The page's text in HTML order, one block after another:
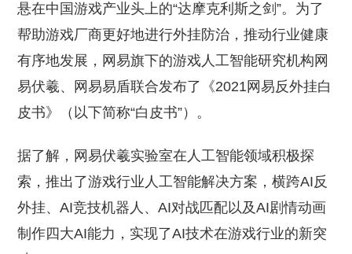
悬在中国游戏产业头上的“达摩克利斯之剑”。为了
帮助游戏厂商更好地进行外挂防治，推动行业健康
有序地发展，网易旗下的游戏人工智能研究机构网
易伏羲、网易易盾联合发布了《2021网易反外挂白
皮书》（以下简称“白皮书”）。
据了解，网易伏羲实验室在人工智能领域积极探
索，推出了游戏行业人工智能解决方案，横跨AI反
外挂、AI竞技机器人、AI对战匹配以及AI剧情动画
制作四大AI能力，实现了AI技术在游戏行业的新突